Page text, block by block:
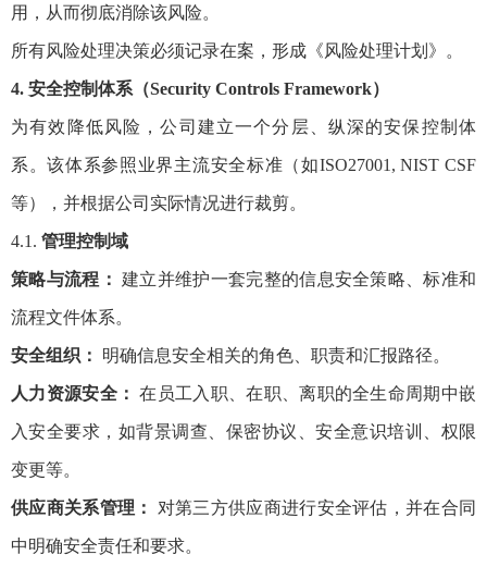
用，从而彻底消除该风险。
所有风险处理决策必须记录在案，形成《风险处理计划》。
4. 安全控制体系（Security Controls Framework）
为有效降低风险，公司建立一个分层、纵深的安保控制体
系。该体系参照业界主流安全标准（如ISO27001, NIST CSF
等），并根据公司实际情况进行裁剪。
4.1. 管理控制域
策略与流程： 建立并维护一套完整的信息安全策略、标准和
流程文件体系。
安全组织： 明确信息安全相关的角色、职责和汇报路径。
人力资源安全： 在员工入职、在职、离职的全生命周期中嵌
入安全要求，如背景调查、保密协议、安全意识培训、权限
变更等。
供应商关系管理： 对第三方供应商进行安全评估，并在合同
中明确安全责任和要求。